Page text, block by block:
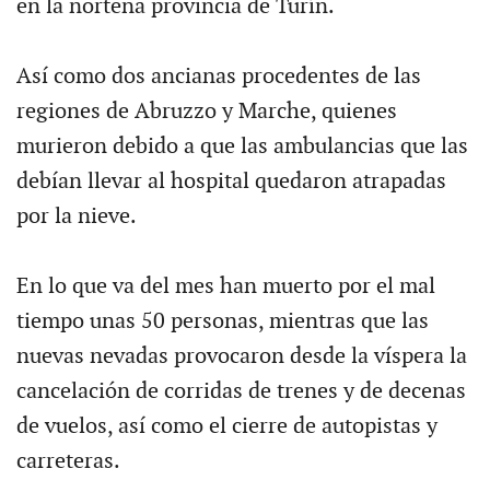
en la norteña provincia de Turín.
Así como dos ancianas procedentes de las
regiones de Abruzzo y Marche, quienes
murieron debido a que las ambulancias que las
debían llevar al hospital quedaron atrapadas
por la nieve.
En lo que va del mes han muerto por el mal
tiempo unas 50 personas, mientras que las
nuevas nevadas provocaron desde la víspera la
cancelación de corridas de trenes y de decenas
de vuelos, así como el cierre de autopistas y
carreteras.